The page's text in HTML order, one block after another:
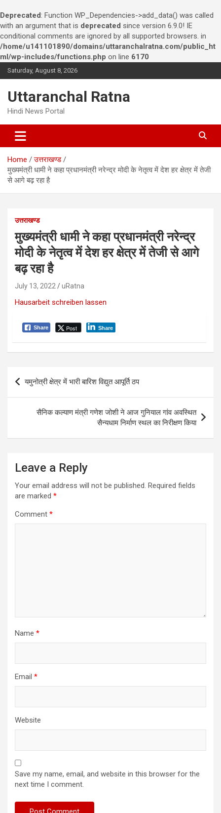
Deprecated: Function WP_Dependencies->add_data() was called
with an argument that is deprecated since version 6.9.0! IE
conditional comments are ignored by all supported browsers. in
/home/u141101890/domains/uttaranchalratna.com/public_ht
ml/wp-includes/functions.php on line 6170
k
n
t
Saturday, August 8, 2026
Uttaranchal Ratna
Hindi News Portal
Home
उत्तराखण्ड
मुख्यमंत्री धामी ने कहा प्रधानमंत्री नरेन्द्र मोदी के नेतृत्व में देश हर क्षेत्र में तेजी
से आगे बढ़ रहा है
उत्तराखण्ड
मुख्यमंत्री धामी ने कहा प्रधानमंत्री नरेन्द्र
मोदी के नेतृत्व में देश हर क्षेत्र में तेजी से आगे
बढ़ रहा है
July 13, 2022 uRatna
Hausarbeit schreiben lassen
Share Post Share
n
यमुनोत्री क्षेत्र में भारी बारिश विद्युत आपूर्ति ठप
सैनिक कल्याण मंत्री गणेश जोशी ने आज गुनियाल गांव अवस्थित
सैन्यधाम निर्माण स्थल का निरीक्षण किया
Leave a Reply
Your email address will not be published. Required fields
are marked *
Comment *
Name *
Email *
Website
Save my name, email, and website in this browser for the
next time I comment.